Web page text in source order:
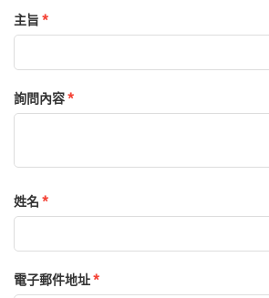
主旨 *
詢問內容*
姓名 *
電子郵件地址*